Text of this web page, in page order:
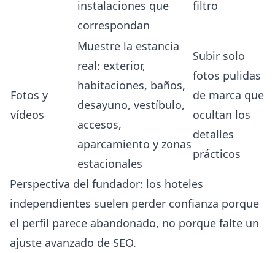
instalaciones que
correspondan
filtro
Fotos y
vídeos
Muestre la estancia
real: exterior,
habitaciones, baños,
desayuno, vestíbulo,
accesos,
aparcamiento y zonas
estacionales
Subir solo
fotos pulidas
de marca que
ocultan los
detalles
prácticos
Perspectiva del fundador: los hoteles
independientes suelen perder confianza porque
el perfil parece abandonado, no porque falte un
ajuste avanzado de SEO.